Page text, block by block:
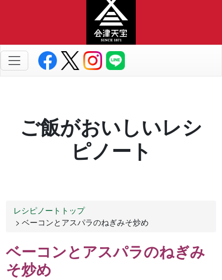
ご飯がおいしいレシ
ピノート
レシピノートトップ
> ベーコンとアスパラのねぎみそ炒め
ベーコンとアスパラのねぎみ
そ炒め